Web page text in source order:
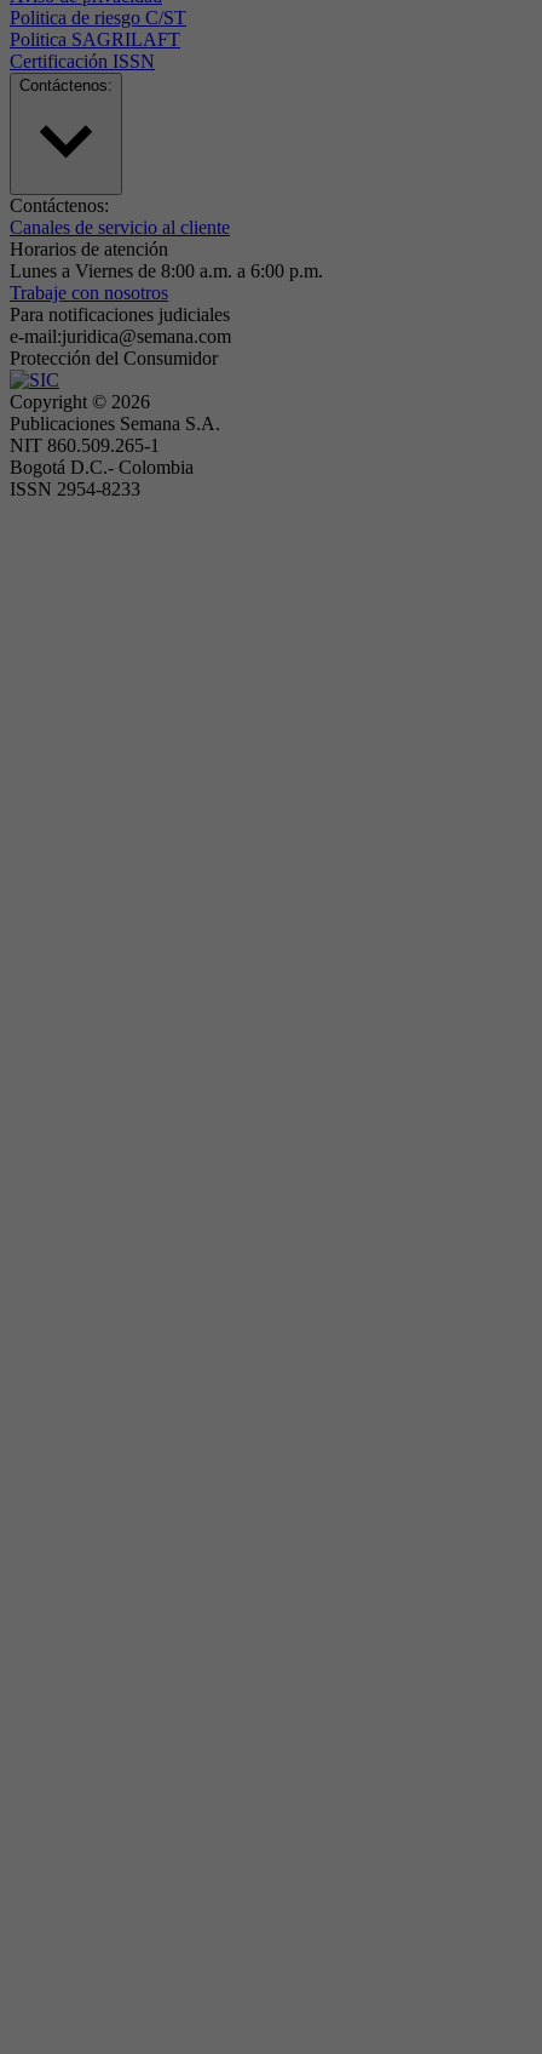
Politica de riesgo C/ST
Politica SAGRILAFT
Certificación ISSN
Contáctenos:
Contáctenos:
Canales de servicio al cliente
Horarios de atención
Lunes a Viernes de 8:00 a.m. a 6:00 p.m.
Trabaje con nosotros
Para notificaciones judiciales
e-mail:juridica@semana.com
Protección del Consumidor
Copyright © 2026
Publicaciones Semana S.A.
NIT 860.509.265-1
Bogotá D.C.- Colombia
ISSN 2954-8233